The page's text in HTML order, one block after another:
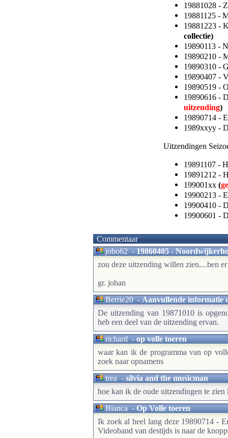
19881028 -
19881125 -
19881223 -
collectie)
19890113 -
19890210 -
19890310 -
19890407 -
19890519 -
19890616 -
uitzending)
19890714 -
1989xxyy -
Uitzendingen
19891107 -
19891212 -
199001xx (
19900213 -
19900410 -
19900601 -
Commentaar
jobo62-19860405 -
zou deze uitzending willen zien....ben
gr. johan
Berrie20-Aanvullende informatie
De uitzending van 19871010 is
heb een deel van de uitzending ervan.
richard-op volle toeren
waar kan ik de programma van op
zoek naar opnamens
trea-silvia and the musicman
hoe kan ik de oude uitzendingen te
Bianca-Op Volle toeren
Ik zoek al heel lang deze 19890714 -
Videoband van destijds is naar de